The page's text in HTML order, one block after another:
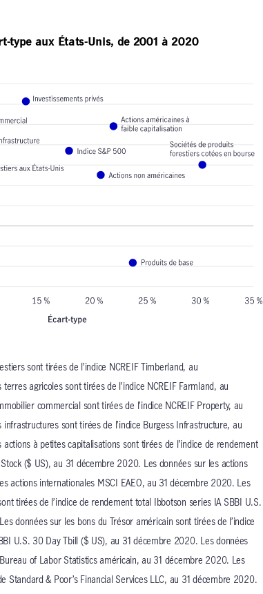
type aux États-Unis, de 2001 à 2020
sont tirées de l’indice NCREIF Timberland, au
agricoles sont tirées de l’indice NCREIF Farmland, au
commercial sont tirées de l’indice NCREIF Property, au
sont tirées de l’indice Burgess Infrastructure, au
à petites capitalisations sont tirées de l’indice de rendement
($ US), au 31 décembre 2020. Les données sur les actions
actions internationales MSCI EAEO, au 31 décembre 2020. Les
tirées de l’indice de rendement total Ibbotson series IA SBBI U.S.
données sur les bons du Trésor américain sont tirées de l’indice
U.S. 30 Day Tbill ($ US), au 31 décembre 2020. Les données
of Labor Statistics américain, au 31 décembre 2020. Les
Standard & Poor’s Financial Services LLC, au 31 décembre 2020.